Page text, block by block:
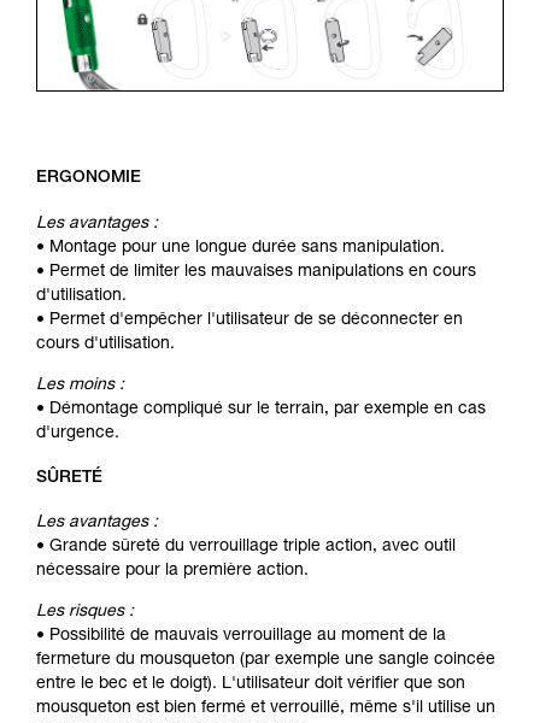
ERGONOMIE
Les avantages :
• Montage pour une longue durée sans manipulation.
• Permet de limiter les mauvaises manipulations en cours
d'utilisation.
• Permet d'empêcher l'utilisateur de se déconnecter en
cours d'utilisation.
Les moins :
• Démontage compliqué sur le terrain, par exemple en cas
d'urgence.
SÛRETÉ
Les avantages :
• Grande sûreté du verrouillage triple action, avec outil
nécessaire pour la première action.
Les risques :
• Possibilité de mauvais verrouillage au moment de la
fermeture du mousqueton (par exemple une sangle coincée
entre le bec et le doigt). L'utilisateur doit vérifier que son
mousqueton est bien fermé et verrouillé, même s'il utilise un